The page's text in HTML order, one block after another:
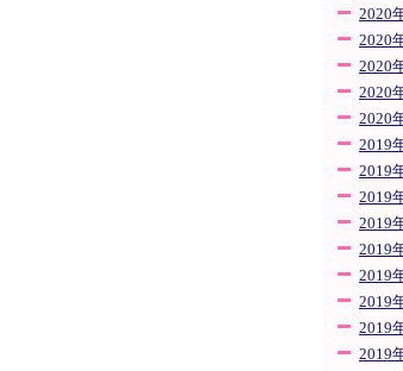
2020
2020
2020
2020
2020
2019
2019
2019
2019
2019
2019
2019
2019
2019